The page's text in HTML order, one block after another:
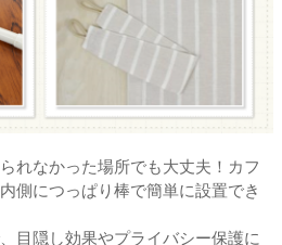
れなかった場所でも大丈夫！カフ
側につっぱり棒で簡単に設置でき
目隠し効果やプライバシー保護に